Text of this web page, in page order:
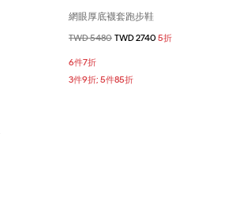
網眼厚底襪套跑步鞋
價格扣減從
TWD 5480 至
TWD 2740 5折
6件7折
3件9折; 5件85折